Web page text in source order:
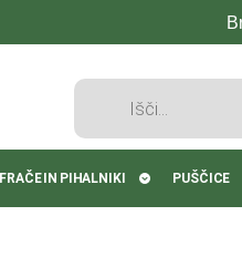
Products
FRAČE IN PIHALNIKI PUŠČICE